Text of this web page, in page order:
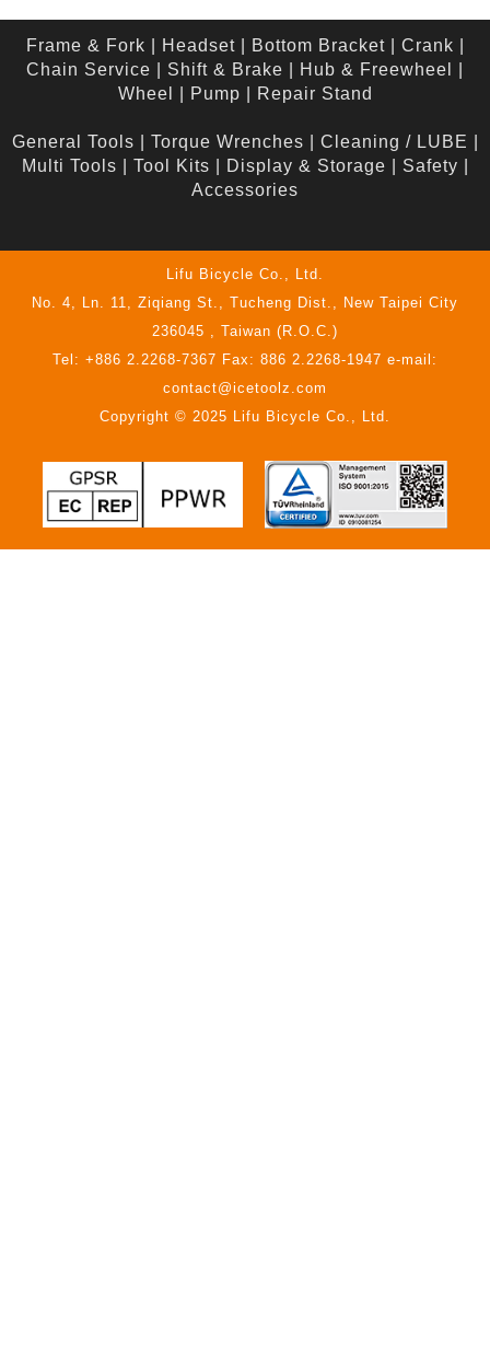
Frame & Fork Headset| Bottom Bracket| Crank
Chain Service
Shift & Brake Hub & Freewheel
Wheel
Pump Repair Stand
General Tools Torque Wrenches Cleaning / LUBE
Multi Tools
Tool Kits Display & Storage Safety
Accessories
Lifu Bicycle Co., Ltd.
No. 4, Ln. 11, Ziqiang St., Tucheng Dist., New Taipei City
236045 , Taiwan (R.O.C.)
Tel: +886 2.2268-7367 Fax: 886 2.2268-1947 e-mail:
contact@icetoolz.com
Copyright © 2025 Lifu Bicycle Co., Ltd.